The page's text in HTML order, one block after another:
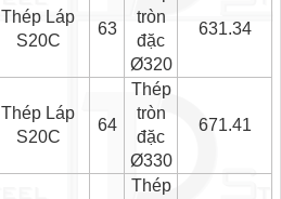
Thép Láp
S20C
63
tròn
đặc
Ø320
631.34
Thép Láp
S20C
64
Thép
tròn
đặc
Ø330
671.41
Thép